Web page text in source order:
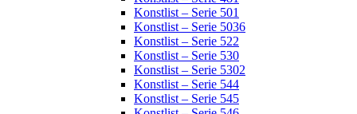
Konstlist – Serie 501
Konstlist – Serie 5036
Konstlist – Serie 522
Konstlist – Serie 530
Konstlist – Serie 5302
Konstlist – Serie 544
Konstlist – Serie 545